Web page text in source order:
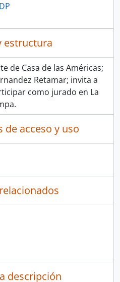
estructura
de Casa de las Américas;
Retamar; invita a
como jurado en La
de acceso y uso
descripción